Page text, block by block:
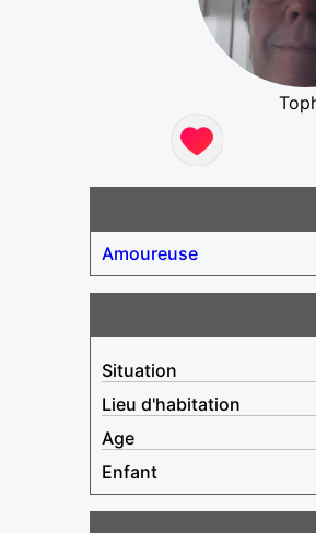
Amoureuse
Situation
Lieu d'habitation
Age
Enfant